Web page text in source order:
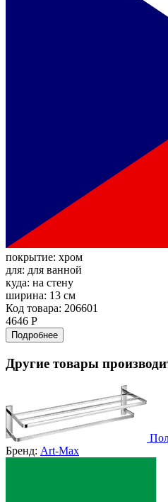
покрытие: хром
для: для ванной
куда: на стену
ширина: 13 см
Код товара: 206601
4646 Р
Подробнее
Другие товары
Бренд: Art-Max